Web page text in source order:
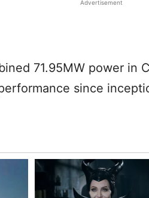
Advertisement
71.95MW power in
since